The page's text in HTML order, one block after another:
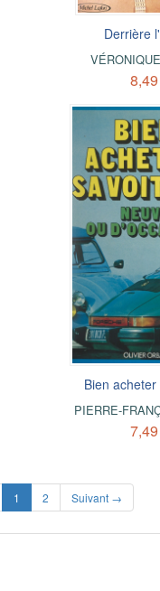
Derrière
Bien
PIERRE-
1 (current)
2 Suivant →